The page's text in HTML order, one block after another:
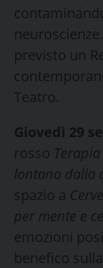
previsto un
Teatro.
Giovedì 29
rosso
lontano dalla
spazio a
per mente e
emozioni
benefico